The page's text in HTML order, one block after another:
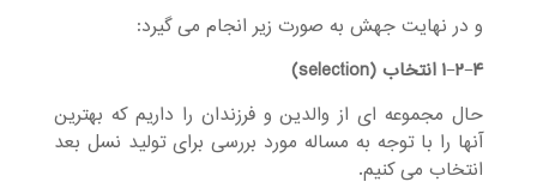
و در نهایت جهش به صورت زیر انجام می گیرد:
۱−۲−۴ انتخاب
(selection)
حال مجموعه ای از والدین و فرزندان را داریم که بهترین
آنها را با توجه به مساله مورد بررسی برای تولید نسل بعد
انتخاب می کنیم.